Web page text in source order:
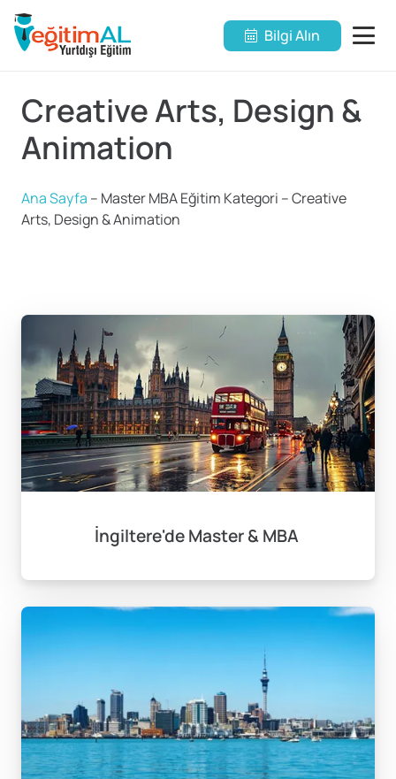
Bilgi Alın
Creative Arts, Design &
Animation
Ana Sayfa – Master MBA Eğitim Kategori –Creative
Arts, Design & Animation
İngiltere'de Master & MBA